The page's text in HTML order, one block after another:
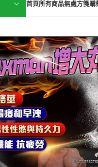
首頁所有商品無處方箋購